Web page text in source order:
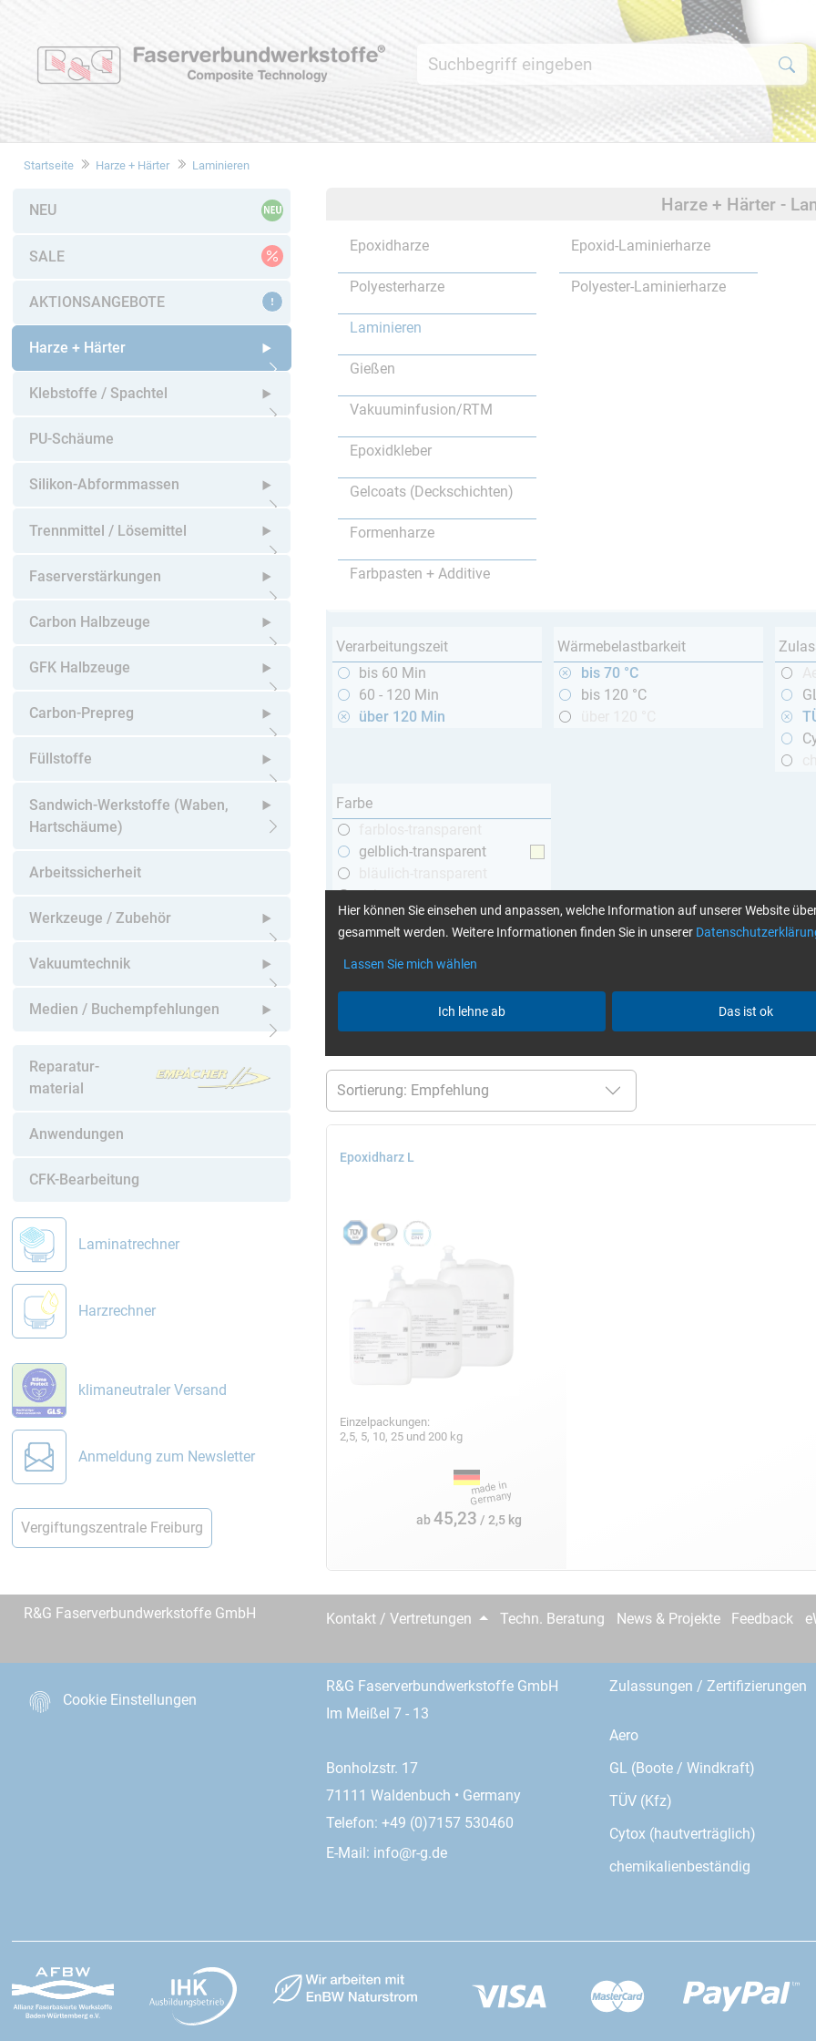
Startseite Harze + Härter Laminieren
NEU
SALE
AKTIONSANGEBOTE
Harze + Härter
Untermenü öffnen
Klebstoffe / Spachtel
Untermenü öffnen
PU-Schäume
Silikon-Abformmassen
Untermenü öffnen
Trennmittel / Lösemittel
Untermenü öffnen
Faserverstärkungen
Untermenü öffnen
Carbon Halbzeuge
Untermenü öffnen
GFK Halbzeuge
Untermenü öffnen
Carbon-Prepreg
Untermenü öffnen
Füllstoffe
Untermenü öffnen
Sandwich-Werkstoffe (Waben,
Hartschäume)
Untermenü öffnen
Arbeitssicherheit
Werkzeuge / Zubehör
Untermenü öffnen
Vakuumtechnik
Untermenü öffnen
Medien / Buchempfehlungen
Untermenü öffnen
Reparatur-
material
Anwendungen
CFK-Bearbeitung
Laminatrechner
Harzrechner
klimaneutraler Versand
Anmeldung zum Newsletter
Vergiftungszentrale Freiburg
Harze + Härter -
Epoxidharze
Polyesterharze
Laminieren
Gießen
Vakuuminfusion/RTM
Epoxidkleber
Gelcoats (Deckschichten)
Formenharze
Farbpasten + Additive
Epoxid-Laminierharze
Polyester-Laminierharze
Verarbeitungszeit
bis 60 Min
60 - 120 Min
über 120 Min
Wärmebelastbarkeit
bis 70 °C
bis 120 °C
Farbe
gelblich-transparent
schwarz
Epoxidharz L
Einzelpackungen:
2,5, 5, 10, 25 und 200 kg
ab45,23 / 2,5 kg
R&G Faserverbundwerkstoffe GmbH Kontakt / Vertretungen Techn. Beratung News & Projekte Feedback
Cookie Einstellungen
R&G Faserverbundwerkstoffe GmbH
Im Meißel 7 - 13
Bonholzstr. 17
71111 Waldenbuch • Germany
Telefon: +49 (0)7157 530460
E-Mail: info@r-g.de
Zulassungen / Zertifizierungen
Aero
GL (Boote / Windkraft)
TÜV (Kfz)
Cytox (hautverträglich)
chemikalienbeständig
Hier können Sie einsehen und anpassen, welche Information auf unserer Website
gesammelt werden. Weitere Informationen finden Sie in unserer
Lassen Sie mich wählen
Ich lehne ab Das ist ok